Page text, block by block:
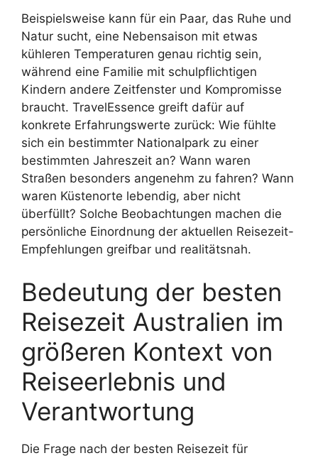
Beispielsweise kann für ein Paar, das Ruhe und
Natur sucht, eine Nebensaison mit etwas
kühleren Temperaturen genau richtig sein,
während eine Familie mit schulpflichtigen
Kindern andere Zeitfenster und Kompromisse
braucht. TravelEssence greift dafür auf
konkrete Erfahrungswerte zurück: Wie fühlte
sich ein bestimmter Nationalpark zu einer
bestimmten Jahreszeit an? Wann waren
Straßen besonders angenehm zu fahren? Wann
waren Küstenorte lebendig, aber nicht
überfüllt? Solche Beobachtungen machen die
persönliche Einordnung der aktuellen Reisezeit-
Empfehlungen greifbar und realitätsnah.
Bedeutung der besten
Reisezeit Australien im
größeren Kontext von
Reiseerlebnis und
Verantwortung
Die Frage nach der besten Reisezeit für